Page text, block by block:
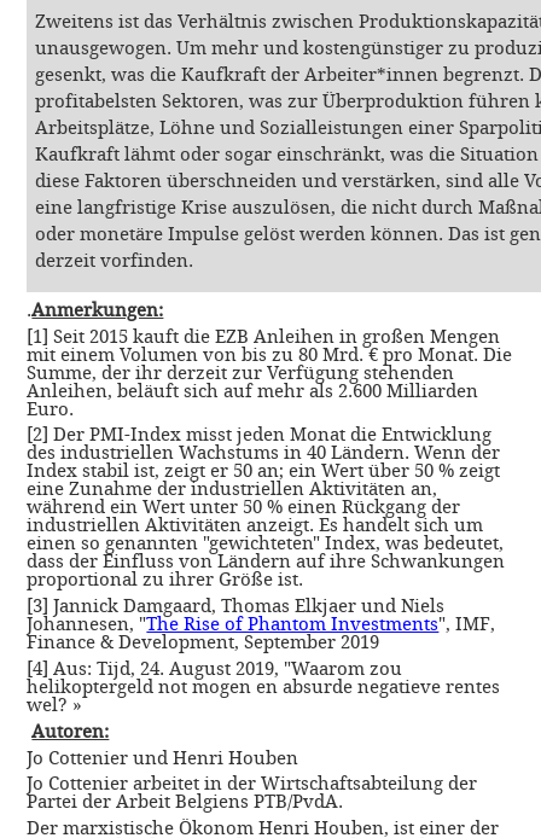
Zweitens ist das Verhältnis zwischen
unausgewogen. Um mehr und kostengünstiger zu
gesenkt, was die Kaufkraft der Arbeiter*innen begrenzt.
profitabelsten Sektoren, was zur Überproduktion führen
Arbeitsplätze, Löhne und Sozialleistungen einer
Kaufkraft lähmt oder sogar einschränkt, was die
diese Faktoren überschneiden und verstärken, sind alle
eine langfristige Krise auszulösen, die nicht durch
oder monetäre Impulse gelöst werden können. Das ist
derzeit vorfinden.
.Anmerkungen:
[1] Seit 2015 kauft die EZB Anleihen in großen Mengen
mit einem Volumen von bis zu 80 Mrd. € pro Monat. Die
Summe, der ihr derzeit zur Verfügung stehenden
Anleihen, beläuft sich auf mehr als 2.600 Milliarden
Euro.
[2] Der PMI-Index misst jeden Monat die Entwicklung
des industriellen Wachstums in 40 Ländern. Wenn der
Index stabil ist, zeigt er 50 an; ein Wert über 50 % zeigt
eine Zunahme der industriellen Aktivitäten an,
während ein Wert unter 50 % einen Rückgang der
industriellen Aktivitäten anzeigt. Es handelt sich um
einen so genannten "gewichteten" Index, was bedeutet,
dass der Einfluss von Ländern auf ihre Schwankungen
proportional zu ihrer Größe ist.
[3] Jannick Damgaard, Thomas Elkjaer und Niels
Johannesen, "The Rise of Phantom Investments", IMF,
Finance & Development, September 2019
[4] Aus: Tijd, 24. August 2019, "Waarom zou
helikoptergeld not mogen en absurde negatieve rentes
wel? »
Autoren:
Jo Cottenier und Henri Houben
Jo Cottenier arbeitet in der Wirtschaftsabteilung der
Partei der Arbeit Belgiens PTB/PvdA.
Der marxistische Ökonom Henri Houben, ist einer der